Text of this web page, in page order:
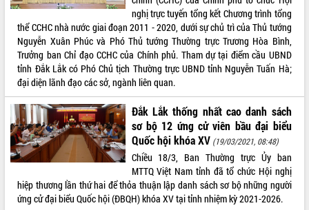
nghị trực tuyến tổng kết Chương trình tổng
thể CCHC nhà nước giai đoạn 2011 - 2020, dưới sự chủ trì của Thủ tướng
Nguyễn Xuân Phúc và Phó Thủ tướng Thường trực Trương Hòa Bình,
Trưởng ban Chỉ đạo CCHC của Chính phủ. Tham dự tại điểm cầu UBND
tỉnh Đắk Lắk có Phó Chủ tịch Thường trực UBND tỉnh Nguyễn Tuấn Hà;
đại diện lãnh đạo các sở, ngành liên quan.
Đắk Lắk thống nhất cao danh sách
sơ bộ 12 ứng cử viên bầu đại biểu
Quốc hội khóa XV (19/03/2021, 08:48)
Chiều 18/3, Ban Thường trực Ủy ban
MTTQ Việt Nam tỉnh đã tổ chức Hội nghị
hiệp thương lần thứ hai để thỏa thuận lập danh sách sơ bộ những người
ứng cử đại biểu Quốc hội (ĐBQH) khóa XV tại tỉnh nhiệm kỳ 2021-2026.